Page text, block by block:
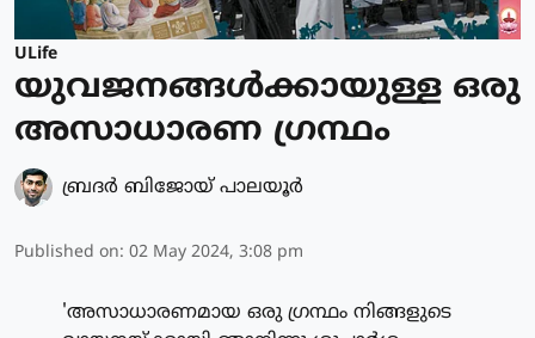
ULife
യുവജനങ്ങള്‍ക്കായുള്ള ഒരു
അസാധാരണ ഗ്രന്ഥം
ബ്രദര്‍ ബിജോയ് പാലയൂര്‍
Published on: 02 May 2024, 3:08 pm
'അസാധാരണമായ ഒരു ഗ്രന്ഥം നിങ്ങളുടെ